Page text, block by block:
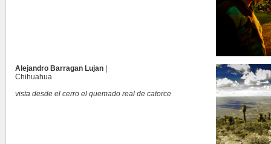
Alejandro Barragan Lujan
Chihuahua
vista desde el cerro el quemado real de catorce